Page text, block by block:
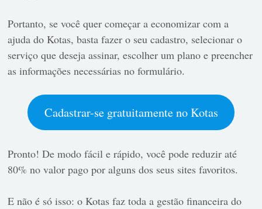
Portanto, se você quer começar a economizar com a
ajuda do Kotas, basta fazer o seu cadastro, selecionar o
serviço que deseja assinar, escolher um plano e preencher
as informações necessárias no formulário.
Cadastrar-se gratuitamente no Kotas
Pronto! De modo fácil e rápido, você pode reduzir até
80% no valor pago por alguns dos seus sites favoritos.
E não é só isso: o Kotas faz toda a gestão financeira do